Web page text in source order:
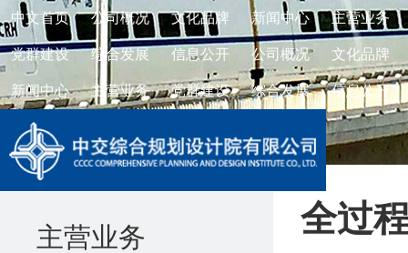
中文首页 公司概况 文化品牌 新闻中心 主营业务
党群建设 综合发展 信息公开 公司概况 文化品牌
新闻中心 主营业务 党群建设 综合发展 信息公开
主营业务 全过